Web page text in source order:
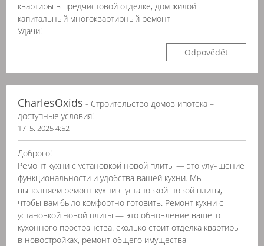
квартиры в предчистовой отделке, дом жилой
капитальный многоквартирный ремонт
Удачи!
Odpovědět
CharlesOxids - Строительство домов ипотека –
доступные условия!
17. 5. 2025 4:52
Доброго!
Ремонт кухни с установкой новой плиты — это улучшение
функциональности и удобства вашей кухни. Мы
выполняем ремонт кухни с установкой новой плиты,
чтобы вам было комфортно готовить. Ремонт кухни с
установкой новой плиты — это обновление вашего
кухонного пространства. сколько стоит отделка квартиры
в новостройках, ремонт общего имущества